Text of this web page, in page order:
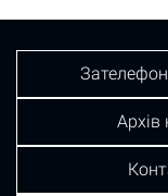
Архів